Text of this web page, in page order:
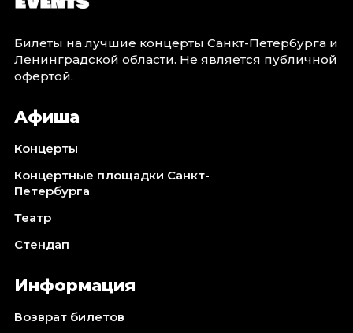
Билеты на лучшие концерты Санкт-Петербурга и
Ленинградской области. Не является публичной
офертой.
Афиша
Концерты
Концертные площадки Санкт-
Петербурга
Театр
Стендап
Информация
Возврат билетов